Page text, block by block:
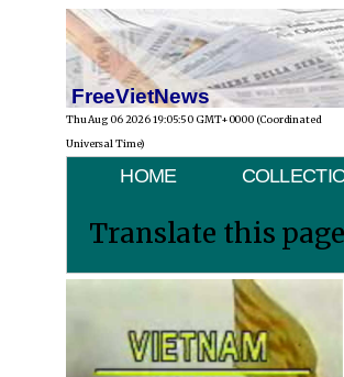
FreeVietNews
Thu Aug 06 2026 19:05:50 GMT+0000 (Coordinated
Universal Time)
HOME
Translate this